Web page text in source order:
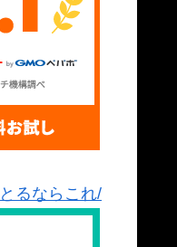
るならこれ/